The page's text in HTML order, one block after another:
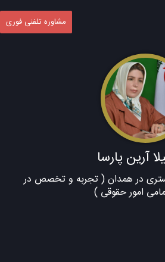
مشاوره تلفنی فوری
آرین پارسا
در همدان ( تجربه و تخصص در
امور حقوقی )